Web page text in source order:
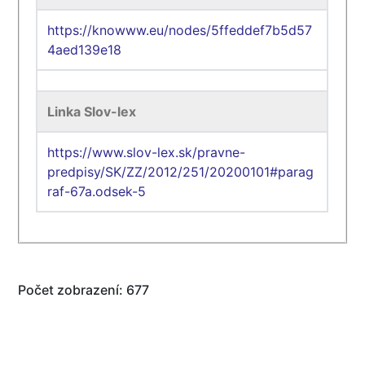
https://knowww.eu/nodes/5ffeddef7b5d57
4aed139e18
Linka Slov-lex
https://www.slov-lex.sk/pravne-
predpisy/SK/ZZ/2012/251/20200101#parag
raf-67a.odsek-5
Počet zobrazení: 677